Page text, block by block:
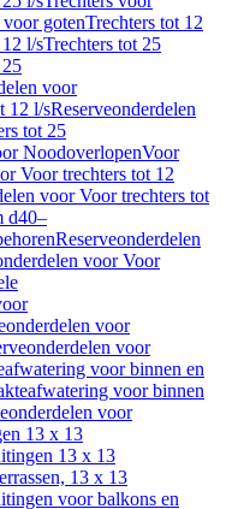
gotenTrechters tot 12
l/sTrechters tot 25
voor
12 l/sReserveonderdelen
tot 25
NoodoverlopenVoor
Voor trechters tot 12
voor Voor trechters tot
d40–
Reserveonderdelen
voor Voor
voor
voor
voor binnen en
voor binnen
voor
13 x 13
13 x 13
13 x 13
voor balkons en